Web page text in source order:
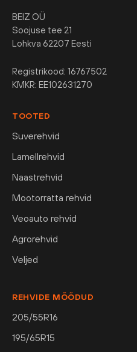
BEIZ OÜ
Soojuse tee 21
Lohkva 62207 Eesti
Registrikood: 16767502
KMKR: EE102631270
TOOTED
Suverehvid
Lamellrehvid
Naastrehvid
Mootorratta rehvid
Veoauto rehvid
Agrorehvid
Veljed
REHVIDE MÕÕDUD
205/55R16
195/65R15